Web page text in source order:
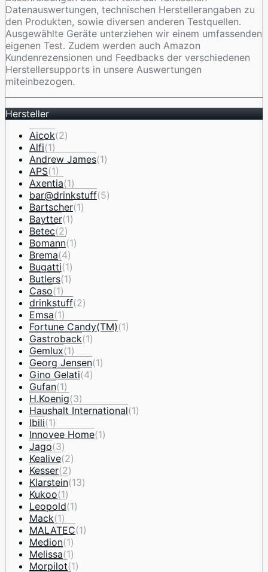
Datenauswertungen, technischen Herstellerangaben zu
den Produkten, sowie diversen anderen Testquellen.
Ausgewählte Geräte unterziehen wir einem umfassenden
eigenen Test. Zudem werden auch Amazon
Kundenrezensionen und Feedbacks der verschiedenen
Herstellersupports in unsere Auswertungen
miteinbezogen.
Hersteller
Aicok(2)
Alfi(1)
Andrew James(1)
APS(1)
Axentia(1)
bar@drinkstuff(5)
Bartscher(1)
Baytter(1)
Betec(2)
Bomann(1)
Brema(4)
Bugatti(1)
Butlers(1)
Caso(1)
drinkstuff(2)
Emsa(1)
Fortune Candy(TM)(1)
Gastroback(1)
Gemlux(1)
Georg Jensen(1)
Gino Gelati(4)
Gufan(1)
H.Koenig(3)
Haushalt International(1)
Ibili(1)
Innovee Home(1)
Jago(3)
Kealive(2)
Kesser(2)
Klarstein(13)
Kukoo(1)
Leopold(1)
Mack(1)
MALATEC(1)
Medion(1)
Melissa(1)
Morpilot(1)